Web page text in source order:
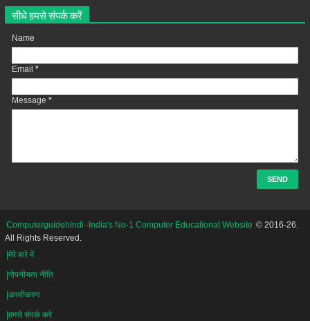
सीधे हमसे संपर्क करें
Name
Email *
Message *
Computerguidehindi -India's No-1 Computer Educational Website © 2016-26.
All Rights Reserved.
|मेरे बारे में
|गोपनीयता नीति
|अस्वीकरण
|हमसे संपर्क करे